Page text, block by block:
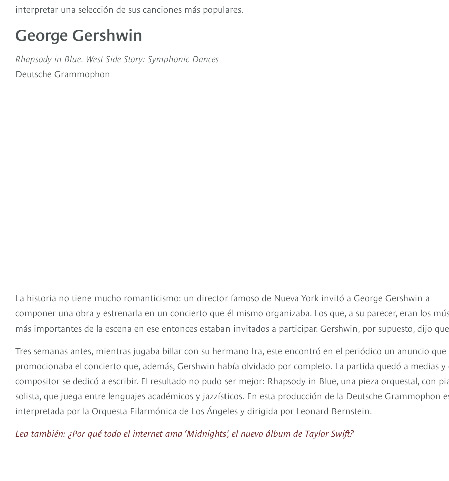
interpretar una selección de sus canciones más populares.
George Gershwin
Rhapsody in Blue. West Side Story: Symphonic Dances
Deutsche Grammophon
La historia no tiene mucho romanticismo: un director famoso de Nueva York invitó a George Gershwin a
componer una obra y estrenarla en un concierto que él mismo organizaba. Los que, a su parecer, eran los
más importantes de la escena en ese entonces estaban invitados a participar. Gershwin, por supuesto, dijo
Tres semanas antes, mientras jugaba billar con su hermano Ira, este encontró en el periódico un anuncio que
promocionaba el concierto que, además, Gershwin había olvidado por completo. La partida quedó a medias y
compositor se dedicó a escribir. El resultado no pudo ser mejor: Rhapsody in Blue, una pieza orquestal, con
solista, que juega entre lenguajes académicos y jazzísticos. En esta producción de la Deutsche Grammophon
interpretada por la Orquesta Filarmónica de Los Ángeles y dirigida por Leonard Bernstein.
Lea también: ¿Por qué todo el internet ama ‘Midnights’, el nuevo álbum de Taylor Swift?